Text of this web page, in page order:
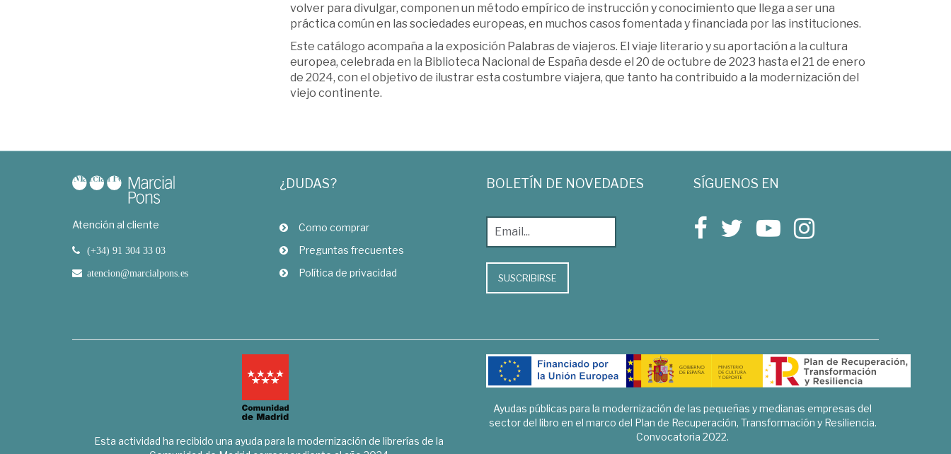
volver para divulgar, componen un método empírico de instrucción y conocimiento que llega a ser una
práctica común en las sociedades europeas, en muchos casos fomentada y financiada por las instituciones.
Este catálogo acompaña a la exposición Palabras de viajeros. El viaje literario y su aportación a la cultura
europea, celebrada en la Biblioteca Nacional de España desde el 20 de octubre de 2023 hasta el 21 de enero
de 2024, con el objetivo de ilustrar esta costumbre viajera, que tanto ha contribuido a la modernización del
viejo continente.
Atención al cliente
(+34) 91 304 33 03
atencion@marcialpons.es
¿DUDAS?
Como comprar
Preguntas frecuentes
Política de privacidad
BOLETÍN DE NOVEDADES
SUSCRIBIRSE
SÍGUENOS EN
Esta actividad ha recibido una ayuda para la modernización de librerías de la
Ayudas públicas para la modernización de las pequeñas y medianas empresas del
sector del libro en el marco del Plan de Recuperación, Transformación y Resiliencia.
Convocatoria 2022.